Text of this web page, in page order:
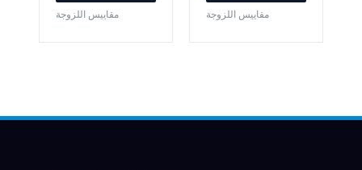
مقاييس اللزوجة مقاييس اللزوجة